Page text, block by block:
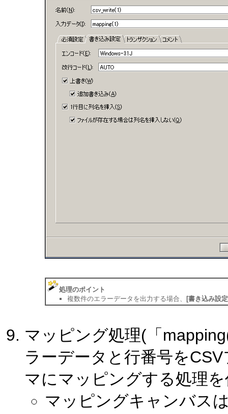
処理のポイント
複数件のエラーデータを出力する場合、
[書き込み設
マッピング処理(「
ラーデータと行番号を
マにマッピングする処理
マッピングキャンバス